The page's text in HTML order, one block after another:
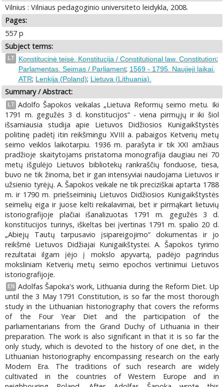
Vilnius : Vilniaus pedagoginio universiteto leidykla, 2008.
Pages:
557 p
Subject terms:
LT Konstitucinė teisė. Konstitucija / Constitutional law. Constitution;
Parlamentas. Seimas / Parliament; 1569 - 1795. Naujieji laikai.
ATR; Lenkija (Poland); Lietuva (Lithuania).
Summary / Abstract:
LT Adolfo Šapokos veikalas „Lietuva Reformų seimo metu. Iki
1791 m. gegužės 3 d. konstitucijos“ - viena pirmųjų ir iki šiol
išsamiausia studija apie Lietuvos Didžiosios Kunigaikštystės
politinę padėtį itin reikšmingu XVIII a. pabaigos Ketverių metų
seimo veiklos laikotarpiu. 1936 m. parašyta ir tik XXI amžiaus
pradžioje skaitytojams pristatoma monografija daugiau nei 70
metų išgulėjo Lietuvos bibliotekų rankraščių fonduose, tiesa,
buvo ne tik žinoma, bet ir gan intensyviai naudojama Lietuvos ir
užsienio tyrėjų. A. Šapokos veikale ne tik preciziškai aptarta 1788
m. ir 1790 m. priešseiminių Lietuvos Didžiosios Kunigaikštystės
seimelių eiga ir juose kelti reikalavimai, bet ir pirmąkart lietuvių
istoriografijoje plačiai išanalizuotas 1791 m. gegužės 3 d.
konstitucijos turinys, iškeltas bei įvertinas 1791 m. spalio 20 d.
„Abiejų Tautų tarpusavio įsipareigojimo“ dokumentas ir jo
reikšmė Lietuvos Didžiajai Kunigaikštystei. A. Šapokos tyrimo
rezultatai ilgam įėjo į mokslo apyvartą, padėjo pagrindus
moksliniam Ketverių metų seimo epochos vertinimui Lietuvos
istoriografijoje.
EN
Adolfas Šapoka's work, Lithuania during the Reform Diet. Up
until the 3 May 1791 Constitution, is so far the most thorough
study in the Lithuanian historiography that covers the reforms
of the Four Year Diet and the participation of the
parliamentarians from the Grand Duchy of Lithuania in their
preparation. The work is also significant in that it is so far the
only study, which is devoted to the history of one diet, in the
Lithuanian historiography encompassing research on the early
Modern Era. The traditions of such research are widely
cultivated in the countries of Western Europe and in